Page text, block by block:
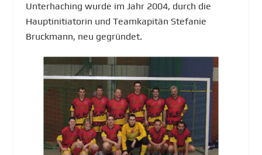
Unterhaching wurde im Jahr 2004, durch die
Hauptinitiatorin und Teamkapitän Stefanie
Bruckmann, neu gegründet.